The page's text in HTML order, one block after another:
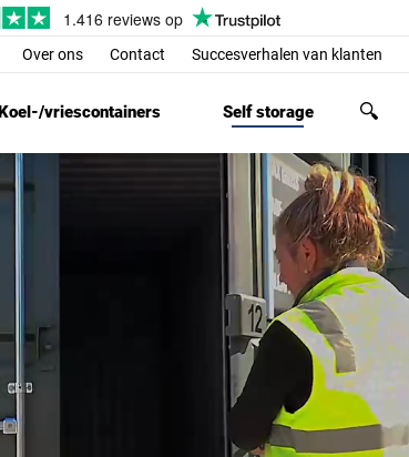
Over ons Contact Succesverhalen van klanten
Koel-/vriescontainers Self storage